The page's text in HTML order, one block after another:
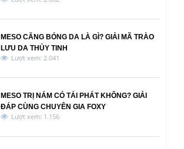
MESO CĂNG BÓNG DA LÀ GÌ? GIẢI MÃ TRÀO
LƯU DA THỦY TINH
Lượt xem: 2.041
MESO TRỊ NÁM CÓ TÁI PHÁT KHÔNG? GIẢI
ĐÁP CÙNG CHUYÊN GIA FOXY
Lượt xem: 1.156